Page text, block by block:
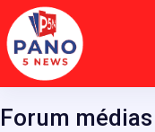
Passer
au
contenu
Forum